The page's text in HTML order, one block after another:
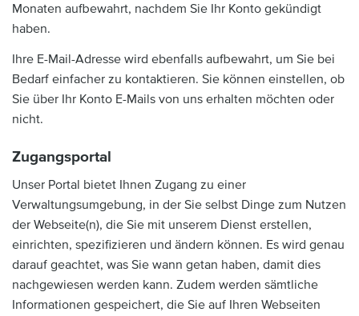
Monaten aufbewahrt, nachdem Sie Ihr Konto gekündigt
haben.
Ihre E-Mail-Adresse wird ebenfalls aufbewahrt, um Sie bei
Bedarf einfacher zu kontaktieren. Sie können einstellen, ob
Sie über Ihr Konto E-Mails von uns erhalten möchten oder
nicht.
Zugangsportal
Unser Portal bietet Ihnen Zugang zu einer
Verwaltungsumgebung, in der Sie selbst Dinge zum Nutzen
der Webseite(n), die Sie mit unserem Dienst erstellen,
einrichten, spezifizieren und ändern können. Es wird genau
darauf geachtet, was Sie wann getan haben, damit dies
nachgewiesen werden kann. Zudem werden sämtliche
Informationen gespeichert, die Sie auf Ihren Webseiten